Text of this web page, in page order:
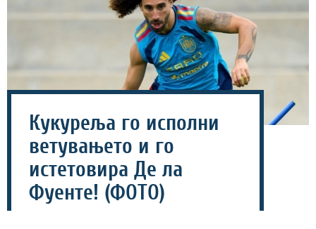
Кукуреља го исполни
ветувањето и го
истетовира Де ла
Фуенте! (ФОТО)